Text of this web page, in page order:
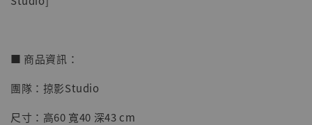
【店內現貨】七龍珠 系列蒐藏雕像 悟空 鳥山
明紀念款 [奇蹟工作室]
■ 商品資訊：
團隊：掠影Studio
尺寸：高60 寬40 深43 cm